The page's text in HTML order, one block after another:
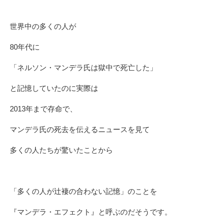
世界中の多くの人が
80年代に
「ネルソン・マンデラ氏は獄中で死亡した」
と記憶していたのに実際は
2013年まで存命で、
マンデラ氏の死去を伝えるニュースを見て
多くの人たちが驚いたことから
「多くの人が辻褄の合わない記憶」のことを
『マンデラ・エフェクト』と呼ぶのだそうです。